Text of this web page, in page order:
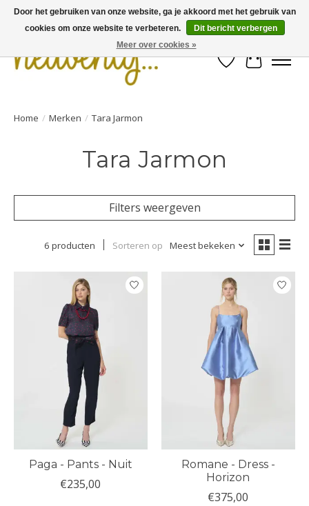
Verlanglijst
Home / Merken / Tara Jarmon
Tara Jarmon
Filters weergeven
6 producten Sorteren op Meest bekeken
Paga - Pants - Nuit
€235,00
Romane - Dress -
Horizon
€375,00
Door het gebruiken van onze website, ga je akkoord met het gebruik van
cookies om onze website te verbeteren.
Dit bericht verbergen
Meer over cookies »